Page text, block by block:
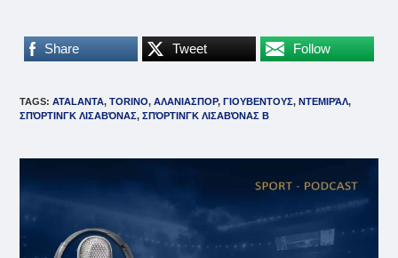
Share Tweet Follow
TAGS:ATALANTA, TORINO, ΑΛΑΝΙΑΣΠΟΡ, ΓΙΟΥΒΕΝΤΟΥΣ, ΝΤΕΜΙΡΆΛ,
ΣΠΌΡΤΙΝΓΚ ΛΙΣΑΒΌΝΑΣ, ΣΠΌΡΤΙΝΓΚ ΛΙΣΑΒΌΝΑΣ Β